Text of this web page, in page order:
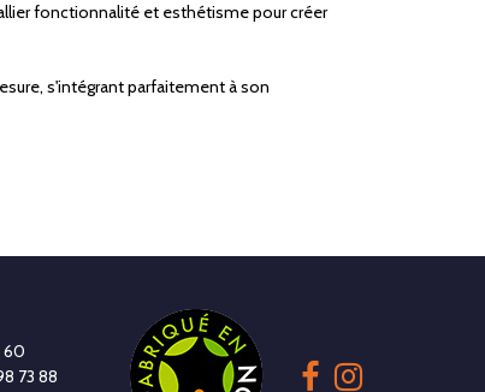
fonctionnalité et esthétisme pour créer
s'intégrant parfaitement à son
60
73 88